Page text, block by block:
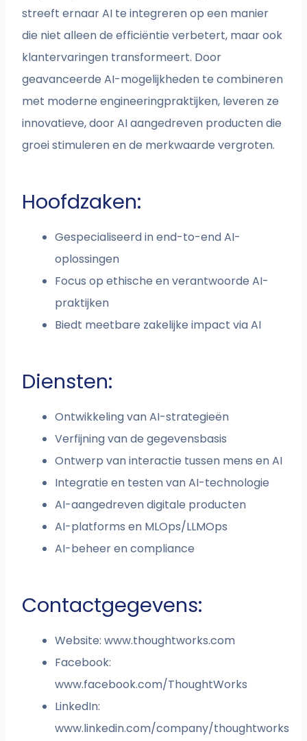
streeft ernaar AI te integreren op een manier
die niet alleen de efficiëntie verbetert, maar ook
klantervaringen transformeert. Door
geavanceerde AI-mogelijkheden te combineren
met moderne engineeringpraktijken, leveren ze
innovatieve, door AI aangedreven producten die
groei stimuleren en de merkwaarde vergroten.
Hoofdzaken:
Gespecialiseerd in end-to-end AI-
oplossingen
Focus op ethische en verantwoorde AI-
praktijken
Biedt meetbare zakelijke impact via AI
Diensten:
Ontwikkeling van AI-strategieën
Verfijning van de gegevensbasis
Ontwerp van interactie tussen mens en AI
Integratie en testen van AI-technologie
AI-aangedreven digitale producten
AI-platforms en MLOps/LLMOps
AI-beheer en compliance
Contactgegevens:
Website: www.thoughtworks.com
Facebook:
www.facebook.com/ThoughtWorks
LinkedIn:
www.linkedin.com/company/thoughtworks